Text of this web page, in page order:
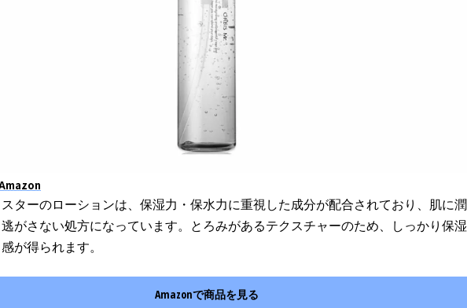
ターのローションは、保湿力・保水力に重視した成分が配合されており、肌に潤
がさない処方になっています。とろみがあるテクスチャーのため、しっかり保湿
が得られます。
Amazonで商品を見る